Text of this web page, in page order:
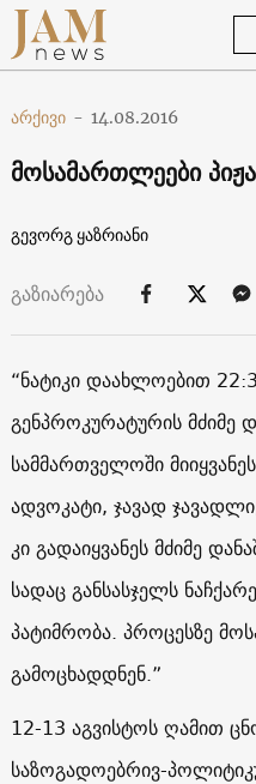
არქივი - 14.08.2016
მოსამართლეები
გევორგ ყაზრიანი
გაზიარება
“ნატიკი დაახლოებით
გენპროკურატურის მძიმე
სამმართველოში
ადვოკატი, ჯავად
კი გადაიყვანეს მძიმე
სადაც განსასჯელს
პატიმრობა. პროცესზე
გამოცხადდნენ.”
12-13 აგვისტოს ღამით
საზოგადოებრივ-